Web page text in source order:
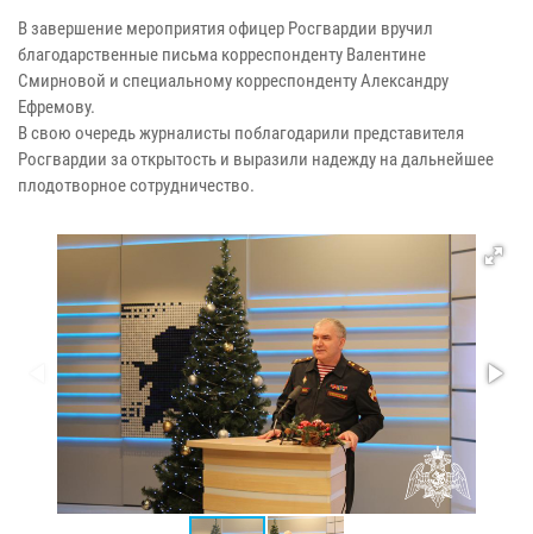
В завершение мероприятия офицер Росгвардии вручил
благодарственные письма корреспонденту Валентине
Смирновой и специальному корреспонденту Александру
Ефремову.
В свою очередь журналисты поблагодарили представителя
Росгвардии за открытость и выразили надежду на дальнейшее
плодотворное сотрудничество.